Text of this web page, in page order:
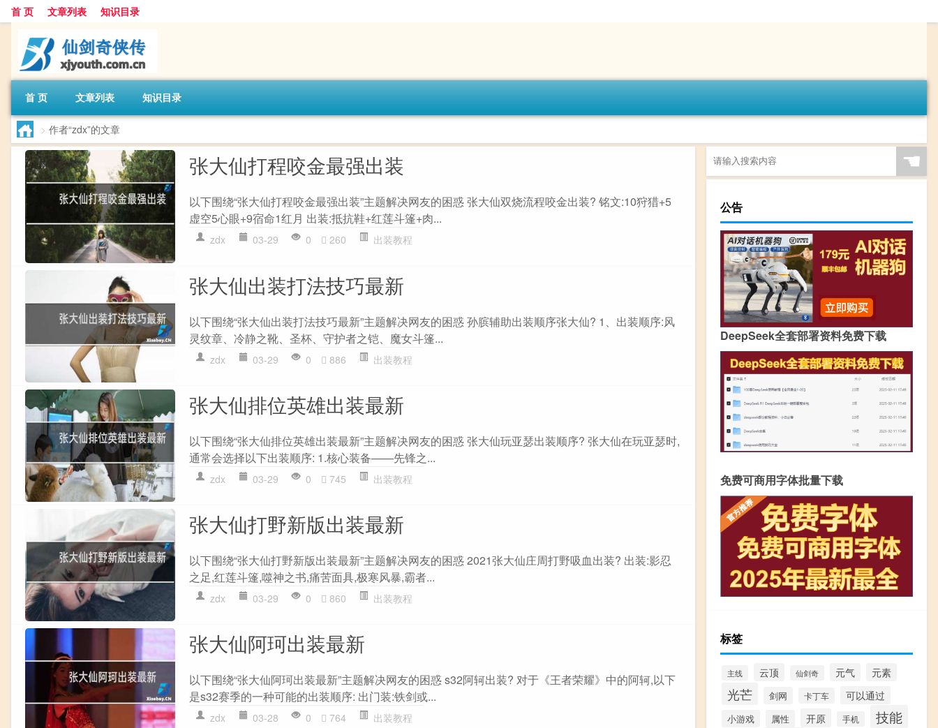
首 页 文章列表 知识目录
首 页 文章列表 知识目录
> 作者“zdx”的文章
张大仙打程咬金最强出装
以下围绕“张大仙打程咬金最强出装”主题解决网友的困惑 张大仙双烧流程咬金出装? 铭文:10狩猎+5
虚空5心眼+9宿命1红月 出装:抵抗鞋+红莲斗篷+肉...
zdx 03-29 0 260 出装教程
张大仙出装打法技巧最新
以下围绕“张大仙出装打法技巧最新”主题解决网友的困惑 孙膑辅助出装顺序张大仙? 1、出装顺序:风
灵纹章、冷静之靴、圣杯、守护者之铠、魔女斗篷...
zdx 03-29 0 886 出装教程
张大仙排位英雄出装最新
以下围绕“张大仙排位英雄出装最新”主题解决网友的困惑 张大仙玩亚瑟出装顺序? 张大仙在玩亚瑟时,
通常会选择以下出装顺序: 1.核心装备——先锋之...
zdx 03-29 0 745 出装教程
张大仙打野新版出装最新
以下围绕“张大仙打野新版出装最新”主题解决网友的困惑 2021张大仙庄周打野吸血出装? 出装:影忍
之足,红莲斗篷,噬神之书,痛苦面具,极寒风暴,霸者...
zdx 03-29 0 860 出装教程
张大仙阿珂出装最新
以下围绕“张大仙阿珂出装最新”主题解决网友的困惑 s32阿轲出装? 对于《王者荣耀》中的阿轲,以下
是s32赛季的一种可能的出装顺序: 出门装:铁剑或...
zdx 03-28 0 764 出装教程
☚
公告
DeepSeek全套部署资料免费下载
免费可商用字体批量下载
标签
主线 云顶 仙剑奇 元气 元素
光芒 剑网 卡丁车 可以通过
小游戏 属性 开原 手机 技能